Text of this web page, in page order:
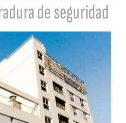
de seguridad